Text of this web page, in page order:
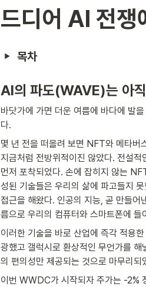
드디어 AI 전쟁
목차
AI의 파도(WAVE)는 아
바닷가에 가면 더운 여름에 바다에 발
다.
몇 년 전을 떠올려 보면 NFT와 메타버
지금처럼 전방위적이진 않았다. 전설
먼저 포착되었다. 손에 잡히지 않는
성된 기술들은 우리의 삶에 파고들지
접근을 해왔다. 인공의 지능, 곧 만들
름으로 우리의 컴퓨터와 스마트폰에 들
이러한 기술을 바로 산업에 즉각 적용
광했고 갤럭시로 환상적인 무언가를
의 편의성만 제공되는 것으로 마무리되
이번 WWDC가 시작되자 주가는 -2%